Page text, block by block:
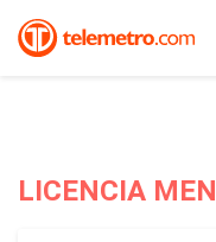
LICENCIA